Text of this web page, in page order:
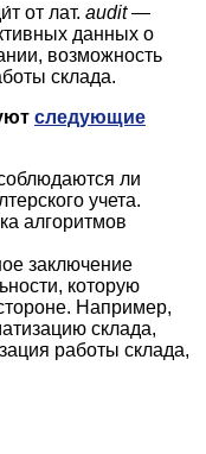
от лат. audit—
данных о
возможность
склада.
следующие
ли
учета.
алгоритмов
заключение
которую
Например,
склада,
работы склада,